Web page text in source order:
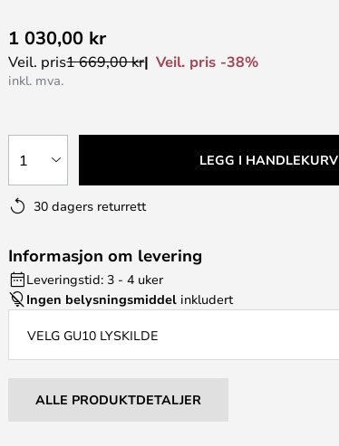
1 030,00 kr
Veil. pris1 669,00 kr Veil. pris -38%
inkl. mva.
1 LEGG I HANDLEKURV
30 dagers returrett
Informasjon om levering
Leveringstid: 3 - 4 uker
Ingen belysningsmiddel inkludert
VELG GU10 LYSKILDE
ALLE PRODUKTDETALJER